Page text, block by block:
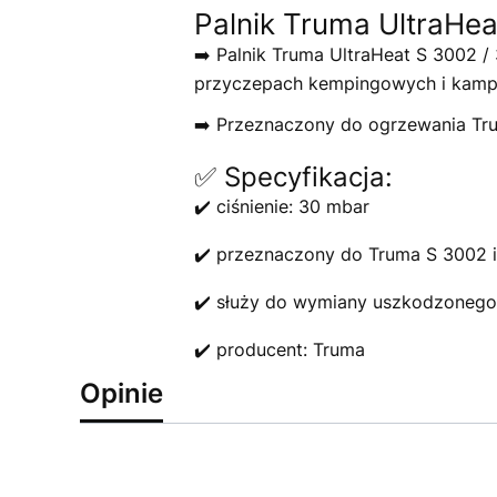
Palnik Truma
➡️ Palnik Truma UltraHeat S 3002
przyczepach kempingowych i
➡️ Przeznaczony do ogrzewania
✅ Specyfikacja:
✔️ ciśnienie: 30 mbar
✔️ przeznaczony do Truma S 3002
✔️ służy do wymiany
✔️ producent: Truma
Opinie